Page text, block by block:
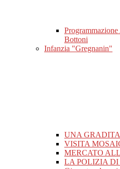
Bottoni
Infanzia "Gregnanin"
UNA GRADITA
VISITA
MERCATO
LA POLIZIA DI